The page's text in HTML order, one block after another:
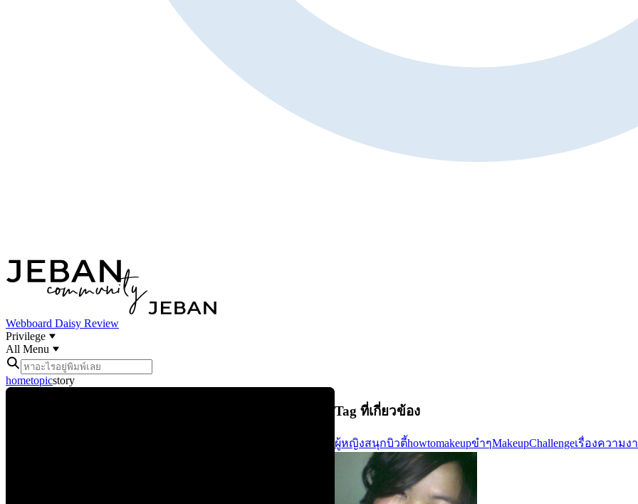
Webboard Daisy Review
Privilege
All Menu
hometopicstory
Tag ที่เกี่ยวข้อง
ผู้หญิงสนุกบิวตี้howtomakeupขำๆMakeupChallengeเรื่องความง